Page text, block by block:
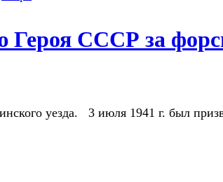
СССР за
уезда. 3 июля 1941 г. был